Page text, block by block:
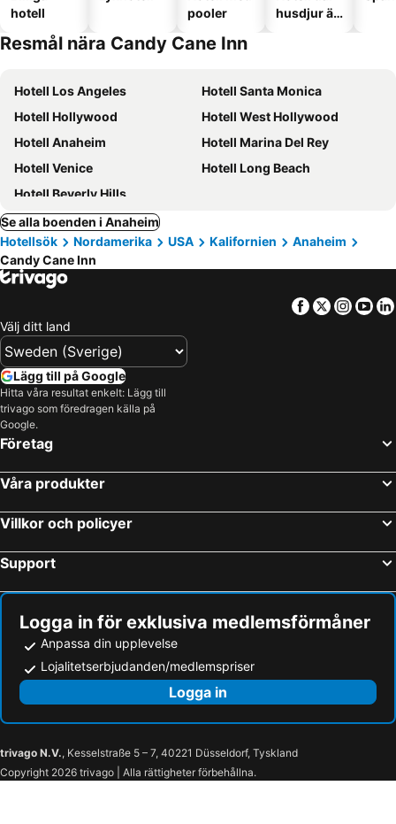
hotell
pooler
husdjur är
Resmål nära Candy Cane Inn
Hotell Los Angeles
Hotell Santa Monica
Hotell Hollywood
Hotell West Hollywood
Hotell Anaheim
Hotell Marina Del Rey
Hotell Venice
Hotell Long Beach
Hotell Beverly Hills
Se alla boenden i Anaheim
Hotellsök
Nordamerika USA Kalifornien
Anaheim
Candy Cane Inn
Facebook
Twitter
Välj ditt land
Lägg till på Google
Hitta våra resultat enkelt: Lägg till
trivago som föredragen källa på
Google.
Företag
Våra produkter
Villkor och policyer
Support
Logga in för exklusiva medlemsförmåner
Anpassa din upplevelse
Lojalitetserbjudanden/medlemspriser
Logga in
trivago N.V., Kesselstraße 5 – 7, 40221 Düsseldorf, Tyskland
Copyright 2026 trivago | Alla rättigheter förbehållna.